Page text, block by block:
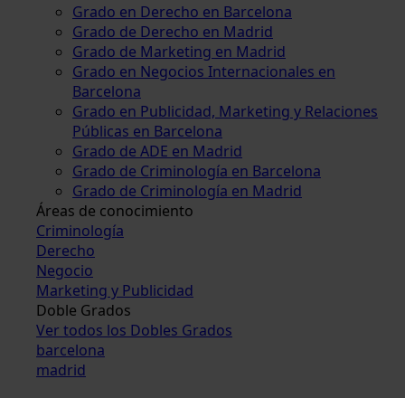
Grado en Derecho en Barcelona
Grado de Derecho en Madrid
Grado de Marketing en Madrid
Grado en Negocios Internacionales en
Barcelona
Grado en Publicidad, Marketing y Relaciones
Públicas en Barcelona
Grado de ADE en Madrid
Grado de Criminología en Barcelona
Grado de Criminología en Madrid
Áreas de conocimiento
Criminología
Derecho
Negocio
Marketing y Publicidad
Doble Grados
Ver todos los Dobles Grados
barcelona
madrid